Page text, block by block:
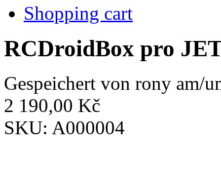
Shopping cart
RCDroidBox pro
Gespeichert von rony am/
2 190,00 Kč
SKU: A000004